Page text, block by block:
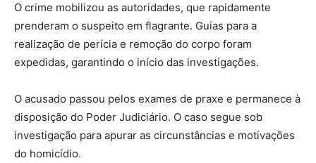
O crime mobilizou as autoridades, que rapidamente
prenderam o suspeito em flagrante. Guias para a
realização de perícia e remoção do corpo foram
expedidas, garantindo o início das investigações.
O acusado passou pelos exames de praxe e permanece à
disposição do Poder Judiciário. O caso segue sob
investigação para apurar as circunstâncias e motivações
do homicídio.